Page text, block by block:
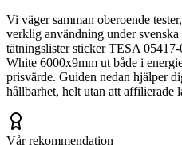
Vi väger samman oberoende
verklig användning under
tätningslister sticker TESA
White 6000x9mm ut både i
prisvärde. Guiden nedan hjälper
hållbarhet, helt utan att affilierade
Vår rekommendation